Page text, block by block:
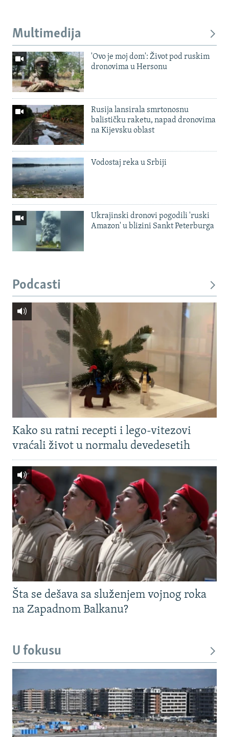
Multimedija
'Ovo je moj dom': Život pod ruskim
dronovima u Hersonu
Rusija lansirala smrtonosnu
balističku raketu, napad dronovima
na Kijevsku oblast
Vodostaj reka u Srbiji
Ukrajinski dronovi pogodili 'ruski
Amazon' u blizini Sankt Peterburga
Podcasti
Kako su ratni recepti i lego-vitezovi
vraćali život u normalu devedesetih
Šta se dešava sa služenjem vojnog roka
na Zapadnom Balkanu?
U fokusu